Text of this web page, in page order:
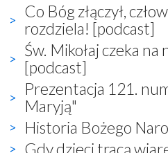
Co Bóg złączył,
rozdziela! [podcast]
Św. Mikołaj czeka na
[podcast]
Prezentacja 121.
Maryją"
Historia Bożego
Gdy dzieci tracą